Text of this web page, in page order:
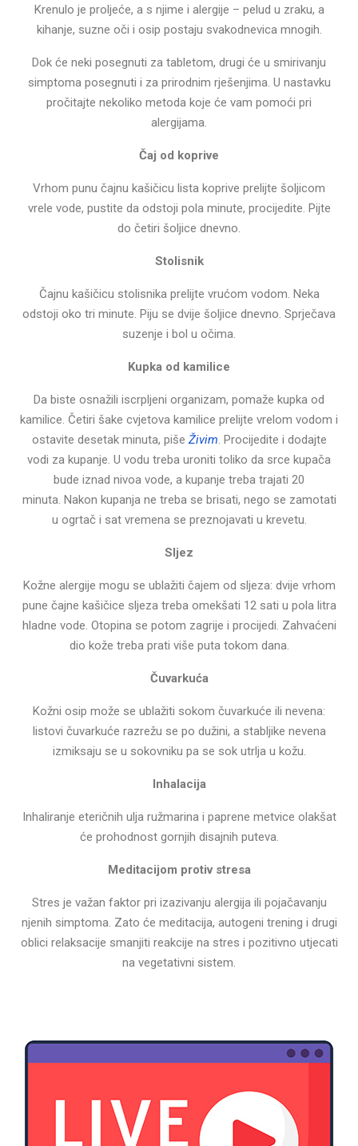
Krenulo je proljeće, a s njime i alergije – pelud u zraku, a
kihanje, suzne oči i osip postaju svakodnevica mnogih.
Dok će neki posegnuti za tabletom, drugi će u smirivanju
simptoma posegnuti i za prirodnim rješenjima. U nastavku
pročitajte nekoliko metoda koje će vam pomoći pri
alergijama.
Čaj od koprive
Vrhom punu čajnu kašičicu lista koprive prelijte šoljicom
vrele vode, pustite da odstoji pola minute, procijedite. Pijte
do četiri šoljice dnevno.
Stolisnik
Čajnu kašičicu stolisnika prelijte vrućom vodom. Neka
odstoji oko tri minute. Piju se dvije šoljice dnevno. Sprječava
suzenje i bol u očima.
Kupka od kamilice
Da biste osnažili iscrpljeni organizam, pomaže kupka od
kamilice. Četiri šake cvjetova kamilice prelijte vrelom vodom i
ostavite desetak minuta, piše Živim. Procijedite i dodajte
vodi za kupanje. U vodu treba uroniti toliko da srce kupača
bude iznad nivoa vode, a kupanje treba trajati 20
minuta. Nakon kupanja ne treba se brisati, nego se zamotati
u ogrtač i sat vremena se preznojavati u krevetu.
Sljez
Kožne alergije mogu se ublažiti čajem od sljeza: dvije vrhom
pune čajne kašičice sljeza treba omekšati 12 sati u pola litra
hladne vode. Otopina se potom zagrije i procijedi. Zahvaćeni
dio kože treba prati više puta tokom dana.
Čuvarkuća
Kožni osip može se ublažiti sokom čuvarkuće ili nevena:
listovi čuvarkuće razrežu se po dužini, a stabljike nevena
izmiksaju se u sokovniku pa se sok utrlja u kožu.
Inhalacija
Inhaliranje eteričnih ulja ružmarina i paprene metvice olakšat
će prohodnost gornjih disajnih puteva.
Meditacijom protiv stresa
Stres je važan faktor pri izazivanju alergija ili pojačavanju
njenih simptoma. Zato će meditacija, autogeni trening i drugi
oblici relaksacije smanjiti reakcije na stres i pozitivno utjecati
na vegetativni sistem.